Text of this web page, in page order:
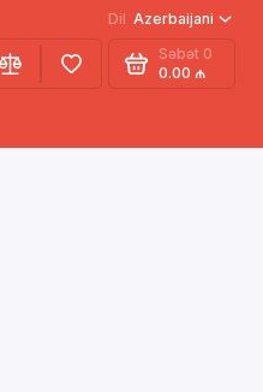
Dil Azerbaijani
Səbət 0
0.00 ₼